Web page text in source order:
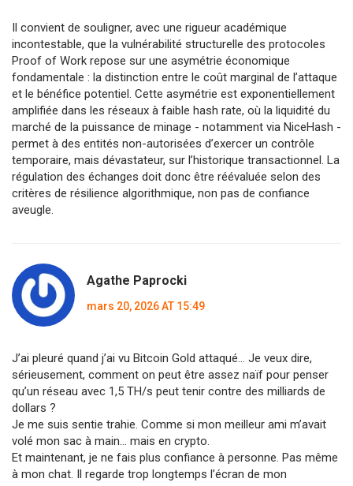
Il convient de souligner, avec une rigueur académique
incontestable, que la vulnérabilité structurelle des protocoles
Proof of Work repose sur une asymétrie économique
fondamentale : la distinction entre le coût marginal de l’attaque
et le bénéfice potentiel. Cette asymétrie est exponentiellement
amplifiée dans les réseaux à faible hash rate, où la liquidité du
marché de la puissance de minage - notamment via NiceHash -
permet à des entités non-autorisées d’exercer un contrôle
temporaire, mais dévastateur, sur l’historique transactionnel. La
régulation des échanges doit donc être réévaluée selon des
critères de résilience algorithmique, non pas de confiance
aveugle.
Agathe Paprocki
mars 20, 2026 AT 15:49
J’ai pleuré quand j’ai vu Bitcoin Gold attaqué… Je veux dire,
sérieusement, comment on peut être assez naïf pour penser
qu’un réseau avec 1,5 TH/s peut tenir contre des milliards de
dollars ?
Je me suis sentie trahie. Comme si mon meilleur ami m’avait
volé mon sac à main… mais en crypto.
Et maintenant, je ne fais plus confiance à personne. Pas même
à mon chat. Il regarde trop longtemps l’écran de mon